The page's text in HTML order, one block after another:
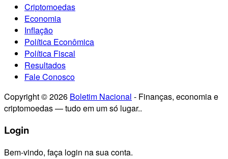
Criptomoedas
Economia
Inflação
Política Econômica
Política Fiscal
Resultados
Fale Conosco
Copyright © 2026 Boletim Nacional - Finanças, economia e
criptomoedas — tudo em um só lugar..
Login
Bem-vindo, faça login na sua conta.